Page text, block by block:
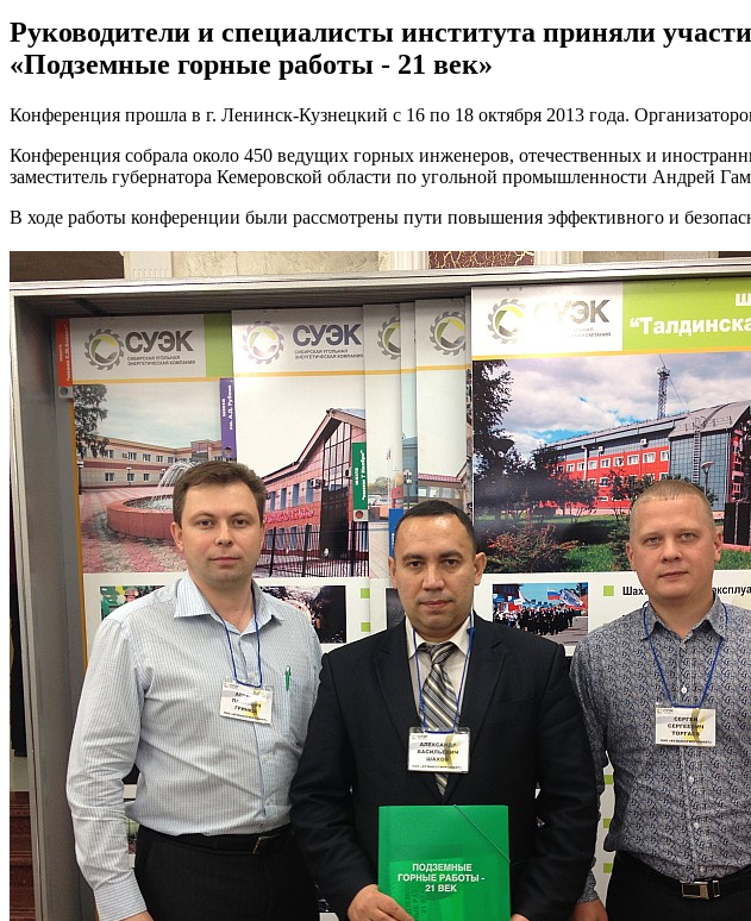
Руководители и специалисты института приняли
«Подземные горные работы - 21 век»
Конференция прошла в г. Ленинск-Кузнецкий с 16 по 18 октября 2013 года.
Конференция собрала около 450 ведущих горных инженеров, отечественных и
заместитель губернатора Кемеровской области по угольной промышленности Андрей
В ходе работы конференции были рассмотрены пути повышения эффективного и